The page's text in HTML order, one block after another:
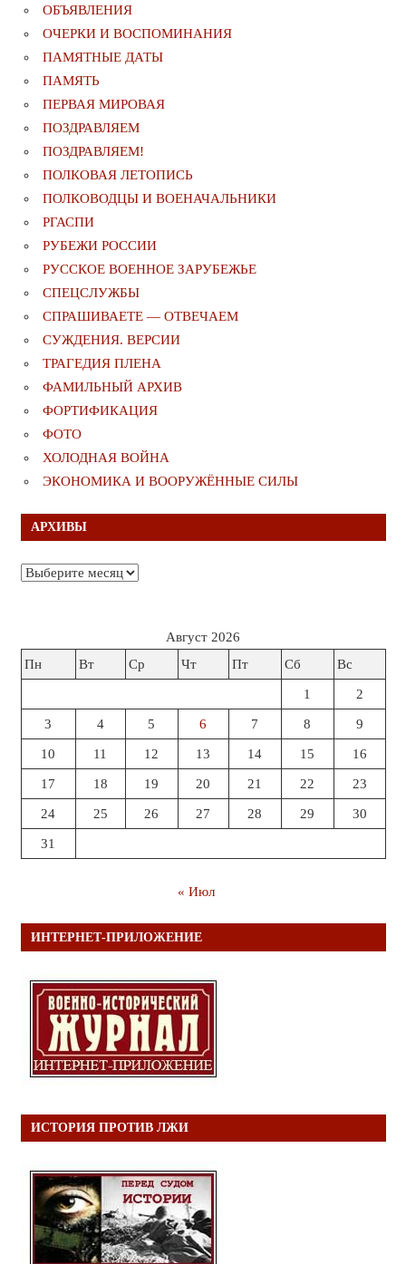
ОБЪЯВЛЕНИЯ
ОЧЕРКИ И ВОСПОМИНАНИЯ
ПАМЯТНЫЕ ДАТЫ
ПАМЯТЬ
ПЕРВАЯ МИРОВАЯ
ПОЗДРАВЛЯЕМ
ПОЗДРАВЛЯЕМ!
ПОЛКОВАЯ ЛЕТОПИСЬ
ПОЛКОВОДЦЫ И ВОЕНАЧАЛЬНИКИ
РГАСПИ
РУБЕЖИ РОССИИ
РУССКОЕ ВОЕННОЕ ЗАРУБЕЖЬЕ
СПЕЦСЛУЖБЫ
СПРАШИВАЕТЕ — ОТВЕЧАЕМ
СУЖДЕНИЯ. ВЕРСИИ
ТРАГЕДИЯ ПЛЕНА
ФАМИЛЬНЫЙ АРХИВ
ФОРТИФИКАЦИЯ
ФОТО
ХОЛОДНАЯ ВОЙНА
ЭКОНОМИКА И ВООРУЖЁННЫЕ СИЛЫ
АРХИВЫ
Архивы
Август 2026
Пн
Вт Ср Чт Пт Сб Вс
1 2
3 4 5 6 7 8 9
10 11 12 13 14 15 16
17 18 19 20 21 22 23
24 25 26 27 28 29 30
31
« Июл
ИНТЕРНЕТ-ПРИЛОЖЕНИЕ
ИСТОРИЯ ПРОТИВ ЛЖИ